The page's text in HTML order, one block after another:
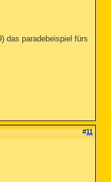
das paradebeispiel fürs
#11